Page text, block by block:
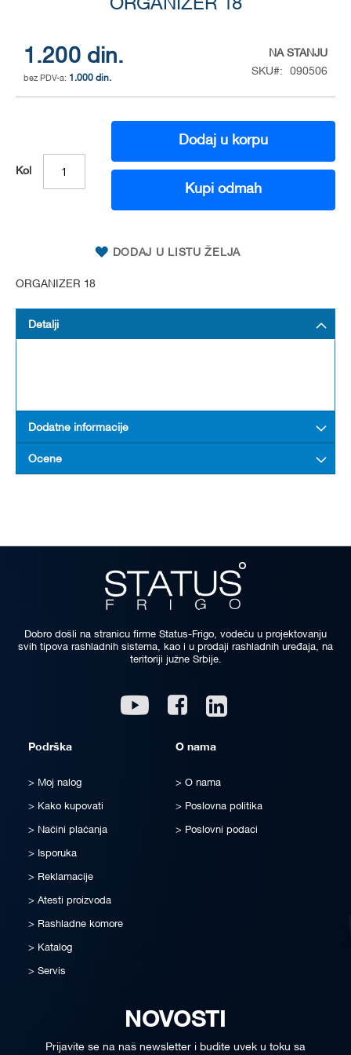
ORGANIZER 18
1.200 din.
1.000 din.
NA STANJU
SKU
090506
Kol
Dodaj u korpu
Kupi odmah
DODAJ U LISTU ŽELJA
ORGANIZER 18
of
the
images
gallery
Detalji
Dodatne informacije
Ocene
Dobro došli na stranicu firme Status-Frigo, vodeću u projektovanju
svih tipova rashladnih sistema, kao i u prodaji rashladnih uređaja, na
teritoriji južne Srbije.
Youtube Facebook
Podrška
Moj nalog
Kako kupovati
Načini plaćanja
Isporuka
Reklamacije
Atesti proizvoda
Rashladne komore
Katalog
Servis
O nama
O nama
Poslovna politika
Poslovni podaci
NOVOSTI
Prijavite se na naš newsletter i budite uvek u toku sa